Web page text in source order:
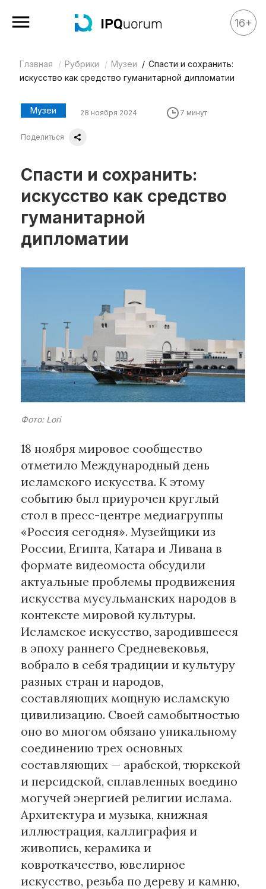
Все материалы
Аналитика
Legal review
IPQ.365
IP Stories
Квиз
О нас
Интеллектуальная собственность
Кино и театр
Искусство
Дизайн и мода
Архитектура и урбанистика
Медиа
Образование
Издательское дело
Музыка
Музеи
Материалы партнеров
АКИ
Artists / Художники.РФ
n'RIS
Онлайн патент
Цифровой Сарафан
Смотрите нас в соцсетях и мессенджерах
16+
Главная Рубрики Музеи
Спасти и сохранить:
искусство как средство гуманитарной дипломатии
Музеи 28 ноября 2024 7 минут
Поделиться
Спасти и сохранить:
искусство как средство
гуманитарной
дипломатии
Фото: Lori
18 ноября мировое сообщество
отметило Международный день
исламского искусства. К этому
событию был приурочен круглый
стол в пресс-центре медиагруппы
«Россия сегодня». Музейщики из
России, Египта, Катара и Ливана в
формате видеомоста обсудили
актуальные проблемы продвижения
искусства мусульманских народов в
контексте мировой культуры.
Исламское искусство, зародившееся
в эпоху раннего Средневековья,
вобрало в себя традиции и культуру
разных стран и народов,
составляющих мощную исламскую
цивилизацию. Своей самобытностью
оно во многом обязано уникальному
соединению трех основных
составляющих — арабской, тюркской
и персидской, сплавленных воедино
могучей энергией религии ислама.
Архитектура и музыка, книжная
иллюстрация, каллиграфия и
живопись, керамика и
ковроткачество, ювелирное
искусство, резьба по дереву и камню,